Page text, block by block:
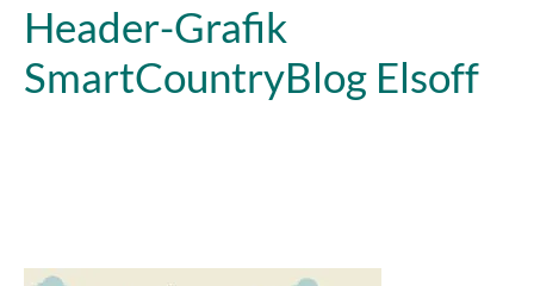
Header-Grafik
SmartCountryBlog Elsoff